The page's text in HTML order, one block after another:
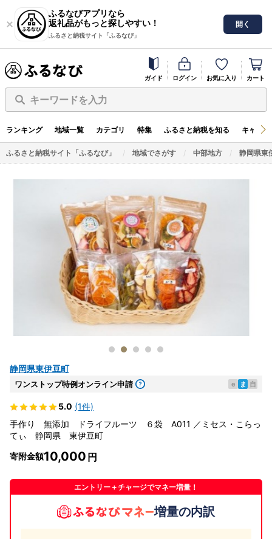
ふるなびアプリなら
返礼品がもっと探しやすい！
ふるさと納税サイト「ふるなび」
開く
ガイド ログイン お気に入り カート
キーワードを入力
ランキング 地域一覧 カテゴリ 特集 ふるさと納税を知る キャン
ふるさと納税サイト「ふるなび」 地域でさがす 中部地方 静岡県東
静岡県東伊豆町
ワンストップ特例オンライン申請 e ま 自
5.0 (1件)
手作り 無添加 ドライフルーツ ６袋 A011 ／ミセス・こらっ
てぃ 静岡県 東伊豆町
寄附金額10,000
エントリー＋チャージでマネー増量！
増量の内訳